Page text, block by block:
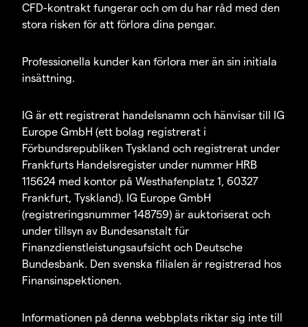
CFD-kontrakt fungerar och om du har råd med den
stora risken för att förlora dina pengar.
Professionella kunder kan förlora mer än sin initiala
insättning.
IG är ett registrerat handelsnamn och hänvisar till IG
Europe GmbH (ett bolag registrerat i
Förbundsrepubliken Tyskland och registrerat under
Frankfurts Handelsregister under nummer HRB
115624 med kontor på Westhafenplatz 1, 60327
Frankfurt, Tyskland). IG Europe GmbH
(registreringsnummer 148759) är auktoriserat och
under tillsyn av Bundesanstalt für
Finanzdienstleistungsaufsicht och Deutsche
Bundesbank. Den svenska filialen är registrerad hos
Finansinspektionen.
Informationen på denna webbplats riktar sig inte till